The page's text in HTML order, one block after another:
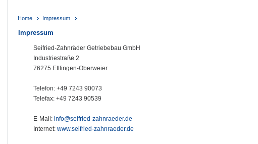
Home Impressum
Impressum
Seifried-Zahnräder Getriebebau GmbH
Industriestraße 2
76275 Ettlingen-Oberweier
Telefon: +49 7243 90073
Telefax: +49 7243 90539
E-Mail: info@seifried-zahnraeder.de
Internet: www.seifried-zahnraeder.de